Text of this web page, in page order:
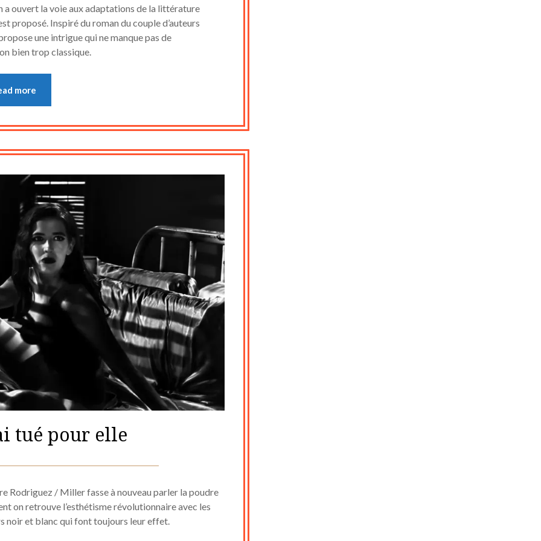
on
15
juillet
2023
cine2909
a ouvert la voie aux adaptations de la littérature
proposé. Inspiré du roman du couple d’auteurs
une intrigue qui ne manque pas de
bien trop classique.
more
tué pour elle
on
12
décembre
cine2909
Rodriguez / Miller fasse à nouveau parler la poudre
on retrouve l’esthétisme révolutionnaire avec les
noir et blanc qui font toujours leur effet.